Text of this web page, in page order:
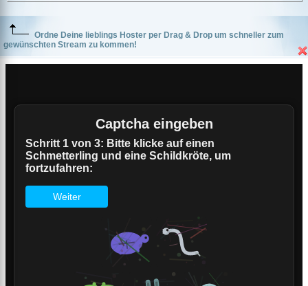
Ordne Deine lieblings Hoster per Drag & Drop um schneller zum
gewünschten Stream zu kommen!